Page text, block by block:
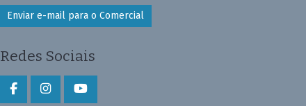
Enviar e-mail para o Comercial
Redes Sociais